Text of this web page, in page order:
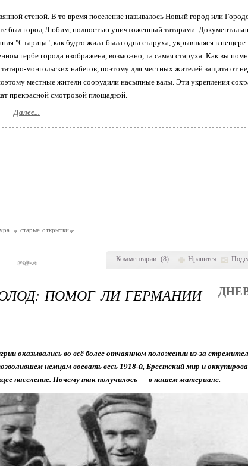
Комментарии (8) Нравится
стеной. В то время поселение называлось Новый город или
был город Любим, полностью уничтоженный татарами.
"Старица", как будто жила-была одна старуха, укрывшаяся в
гербе города изображена, возможно, та самая старуха. Как вы
монгольских набегов, поэтому для местных жителей защита от
местные жители соорудили насыпные валы. Эти укрепления
прекрасной смотровой площадкой.
Далее...
старые открытки
ПОМОГ ЛИ ГЕРМАНИИ
оказывались во всё более отчаянном положении из-за
немцам воевать весь 1918-й, Брестский мир и
население. Почему так получилось — в нашем материале.